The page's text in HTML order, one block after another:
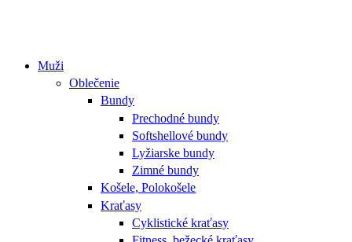
Muži
Oblečenie
Bundy
Prechodné bundy
Softshellové bundy
Lyžiarske bundy
Zimné bundy
Košele, Polokošele
Kraťasy
Cyklistické kraťasy